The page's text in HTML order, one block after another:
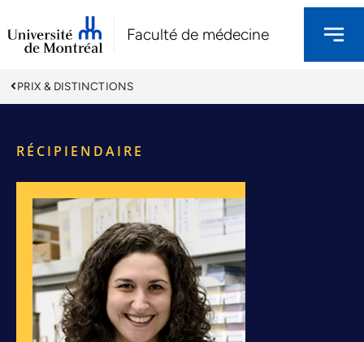
Faculté de médecine
PRIX & DISTINCTIONS
RÉCIPIENDAIRE